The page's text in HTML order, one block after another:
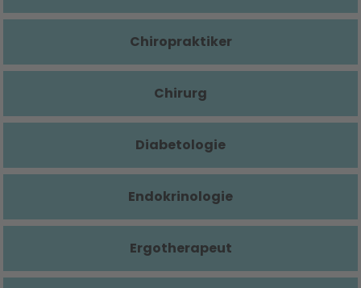
Chiropraktiker
Chirurg
Diabetologie
Endokrinologie
Ergotherapeut